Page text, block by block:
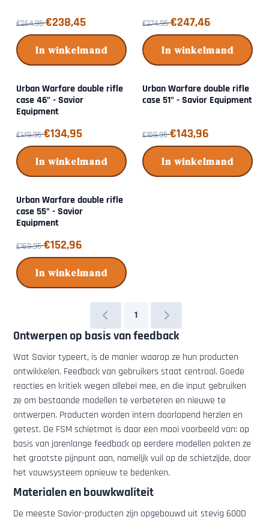
Van 264,95 voor 238,45
€264,95€238,45
In winkelmand
Van 274,95 voor 247,46
€274,95€247,46
In winkelmand
Urban Warfare double rifle
case 46" - Savior
Equipment
Van 149,95 voor 134,95
€149,95€134,95
In winkelmand
Urban Warfare double rifle
case 51" - Savior Equipment
Van 159,95 voor 143,96
€159,95€143,96
In winkelmand
Urban Warfare double rifle
case 55" - Savior
Equipment
Van 169,95 voor 152,96
€169,95€152,96
In winkelmand
1
Ontwerpen op basis van feedback
Wat Savior typeert, is de manier waarop ze hun producten
ontwikkelen. Feedback van gebruikers staat centraal. Goede
reacties en kritiek wegen allebei mee, en die input gebruiken
ze om bestaande modellen te verbeteren en nieuwe te
ontwerpen. Producten worden intern doorlopend herzien en
getest. De FSM schietmat is daar een mooi voorbeeld van: op
basis van jarenlange feedback op eerdere modellen pakten ze
het grootste pijnpunt aan, namelijk vuil op de schietzijde, door
het vouwsysteem opnieuw te bedenken.
Materialen en bouwkwaliteit
De meeste Savior-producten zijn opgebouwd uit stevig 600D